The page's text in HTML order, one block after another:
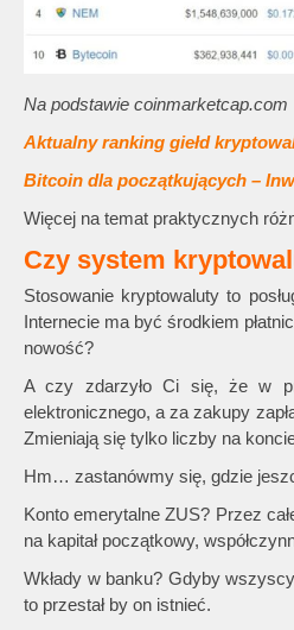
Na podstawie coinmarketcap.com
Aktualny ranking giełd
Bitcoin dla początkujących –
Więcej na temat praktycznych
Czy system
Stosowanie kryptowaluty to
Internecie ma być środkiem
nowość?
A czy zdarzyło Ci się, że w
elektronicznego, a za zakupy
Zmieniają się tylko liczby na
Hm… zastanówmy się, gdzie
Konto emerytalne ZUS? Przez
na kapitał początkowy,
Wkłady w banku? Gdyby
to przestał by on istnieć.